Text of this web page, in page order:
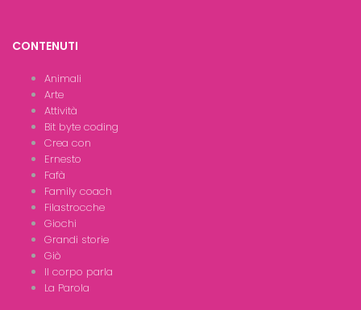
CONTENUTI
Animali
Arte
Attività
Bit byte coding
Crea con
Ernesto
Fafà
Family coach
Filastrocche
Giochi
Grandi storie
Giò
Il corpo parla
La Parola